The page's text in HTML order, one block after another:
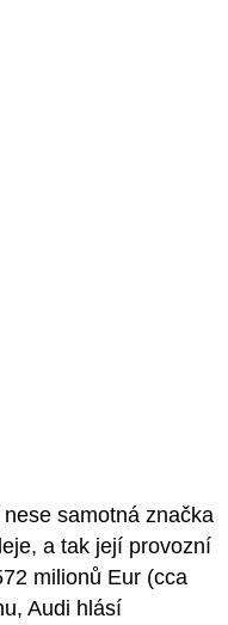
samotná značka
a tak její provozní
milionů Eur (cca
Audi hlásí